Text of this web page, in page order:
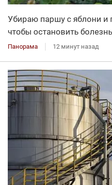
Убираю паршу с яблони и
чтобы остановить
Панорама 12 минут назад